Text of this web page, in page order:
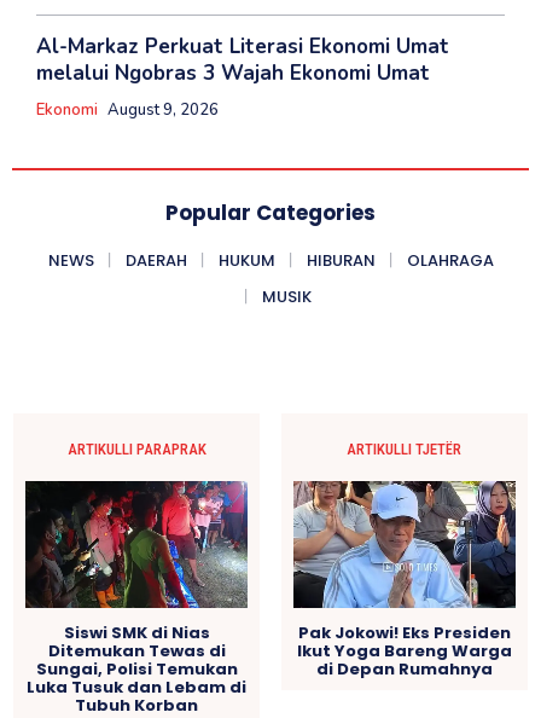
Al-Markaz Perkuat Literasi Ekonomi Umat
melalui Ngobras 3 Wajah Ekonomi Umat
Ekonomi August 9, 2026
Popular Categories
NEWS DAERAH HUKUM HIBURAN
OLAHRAGA
MUSIK
ARTIKULLI PARAPRAK
Siswi SMK di Nias
Ditemukan Tewas di
Sungai, Polisi Temukan
Luka Tusuk dan Lebam di
Tubuh Korban
ARTIKULLI TJETËR
Pak Jokowi! Eks Presiden
Ikut Yoga Bareng Warga
di Depan Rumahnya